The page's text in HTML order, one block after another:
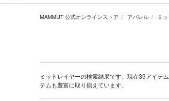
MAMMUT 公式オンラインストア アパレル ミ
ミッドレイヤーの検索結果です。現在39アイテ
テムも豊富に取り揃えています。